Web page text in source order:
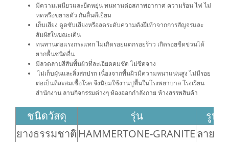
มีความเหนียวและยืดหยุ่น ทนทานต่อสภาพอากาศ ความร้อน ไฟ ไม่
หดหรือขยายตัว กันลื่นดีเยี่ยม
เก็บเสียง ดูดซับเสียงหรือลดระดับความดังฝีเท้าจากการสัญจรและ
สัมผัสในขณะเดิน
ทนทานต่อแรงกระแทก ไม่เกิดรอยแตกรอยร้าว เกิดรอยขีดข่วนได้
ยากพื้นชนิดอื่น
มีลวดลายสีสันพื้นผิวที่ละเอียดคมชัด ไม่ซีดจาง
ไม่เก็บฝุ่นและสิ่งสกปรก เนื่องจากพื้นผิวมีความหนาแน่นสูง ไม่มีรอย
ต่อเป็นที่สะสมเชื้อโรค จึงนิยมใช้งานปูพื้นในโรงพยาบาล โรงเรียน
สำนักงาน ลานกิจกรรมต่างๆ ห้องออกกำลังกาย ห้างสรรพสินค้า
ชนิดวัสดุ รุ่น
รูปแ
ยางธรรมชาติ HAMMERTONE-GRANITEลายแ